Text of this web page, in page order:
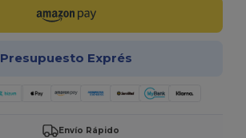
Presupuesto Exprés
Envío Rápido